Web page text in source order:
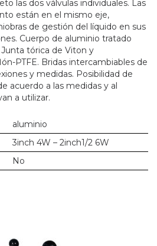
las dos válvulas individuales. Las
están en el mismo eje,
de gestión del líquido en sus
Cuerpo de aluminio tratado
tórica de Viton y
PTFE. Bridas intercambiables de
y medidas. Posibilidad de
acuerdo a las medidas y al
a utilizar.
aluminio
3inch 4W – 2inch1/2 6W
No